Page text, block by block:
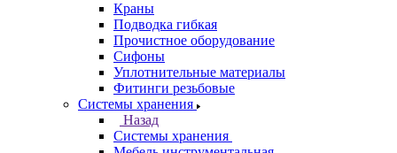
Краны
Подводка гибкая
Прочистное оборудование
Сифоны
Уплотнительные материалы
Фитинги резьбовые
Системы хранения
Назад
Системы хранения